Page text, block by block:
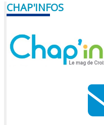
CHAP'INFOS